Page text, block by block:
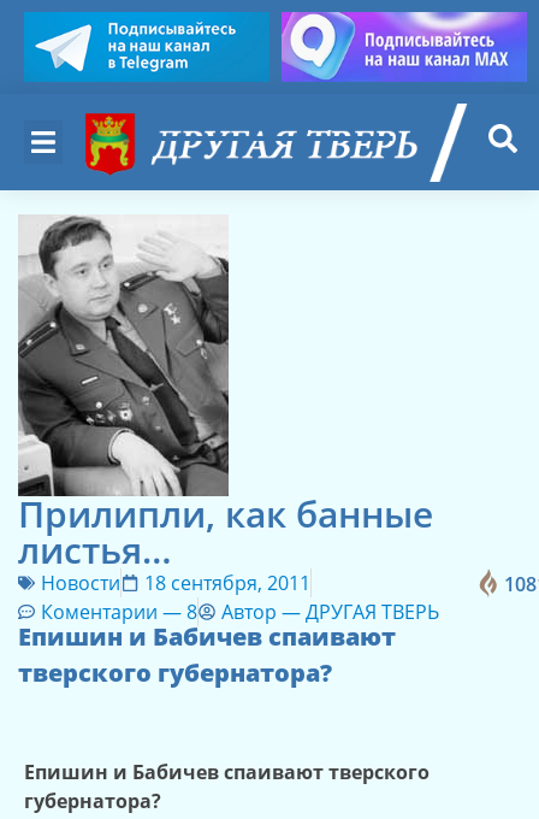
Прилипли, как банные
листья…
Новости
18 сентября, 2011
Коментарии —8 Автор —ДРУГАЯ ТВЕРЬ
Епишин и Бабичев спаивают
тверского губернатора?
Епишин и Бабичев спаивают тверского
губернатора?